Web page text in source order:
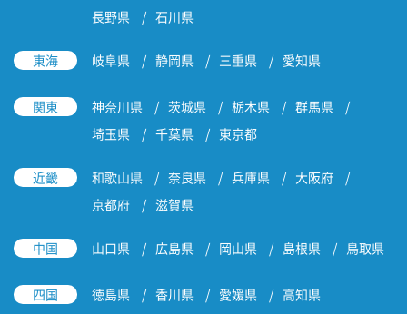
長野県
石川県
東海 岐阜県 静岡県 三重県 愛知県
関東 神奈川県 茨城県 栃木県
群馬県
埼玉県
千葉県 東京都
近畿 和歌山県 奈良県 兵庫県
大阪府
京都府
滋賀県
中国 山口県 広島県 岡山県 島根県 鳥取県
四国 徳島県 香川県 愛媛県 高知県